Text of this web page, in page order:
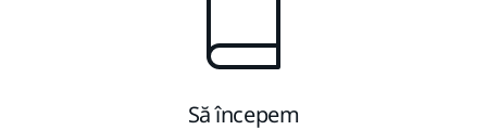
Să începem